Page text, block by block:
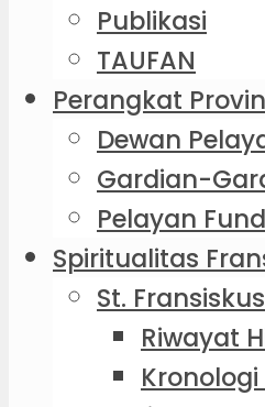
Publikasi
TAUFAN
Perangkat
Dewan
Gardian-
Pelayan
Spiritualitas
St.
Riwayat